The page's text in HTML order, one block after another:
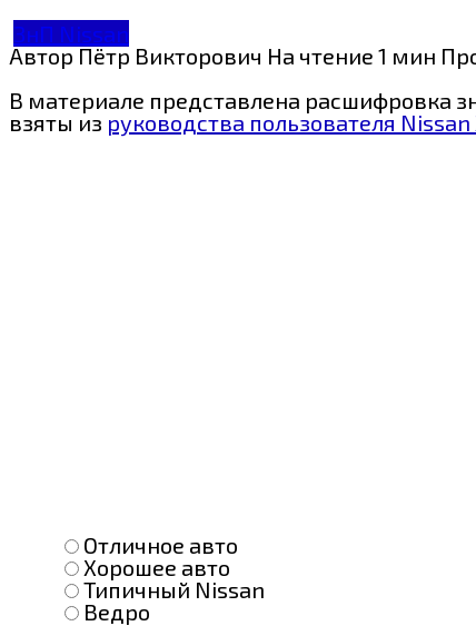
ЗнП Nissan
АвторПётр Викторович На чтение 1 мин
В материале представлена расшифровка
взяты из руководства пользователя Nissan
Отличное авто
Хорошее авто
Типичный Nissan
Ведро